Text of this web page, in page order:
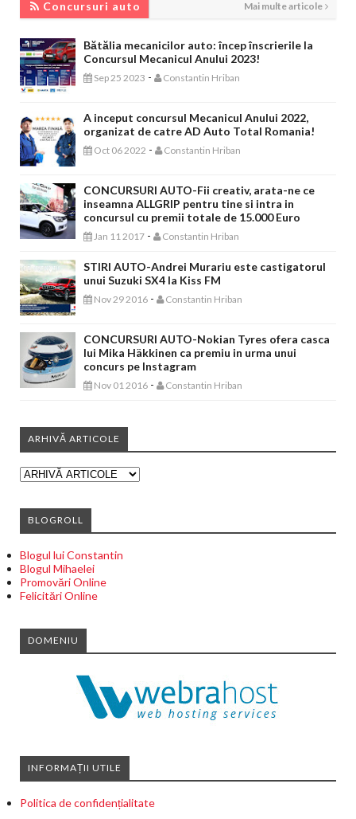
Concursuri auto Mai multe articole
Bătălia mecanicilor auto: încep înscrierile la
Concursul Mecanicul Anului 2023!
Sep 25 2023 - Constantin Hriban
A inceput concursul Mecanicul Anului 2022,
organizat de catre AD Auto Total Romania!
Oct 06 2022 - Constantin Hriban
CONCURSURI AUTO-Fii creativ, arata-ne ce
inseamna ALLGRIP pentru tine si intra in
concursul cu premii totale de 15.000 Euro
Jan 11 2017 - Constantin Hriban
STIRI AUTO-Andrei Murariu este castigatorul
unui Suzuki SX4 la Kiss FM
Nov 29 2016 - Constantin Hriban
CONCURSURI AUTO-Nokian Tyres ofera casca
lui Mika Häkkinen ca premiu in urma unui
concurs pe Instagram
Nov 01 2016 - Constantin Hriban
ARHIVĂ ARTICOLE
BLOGROLL
Blogul lui Constantin
Blogul Mihaelei
Promovări Online
Felicitări Online
DOMENIU
INFORMAȚII UTILE
Politica de confidențialitate